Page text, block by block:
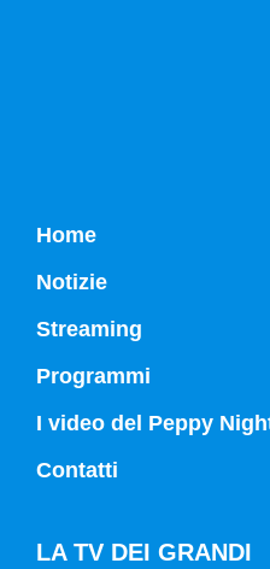
Home
Notizie
Streaming
Programmi
Campania Sport
I video del Peppy
Contatti
LA TV DEI GRANDI